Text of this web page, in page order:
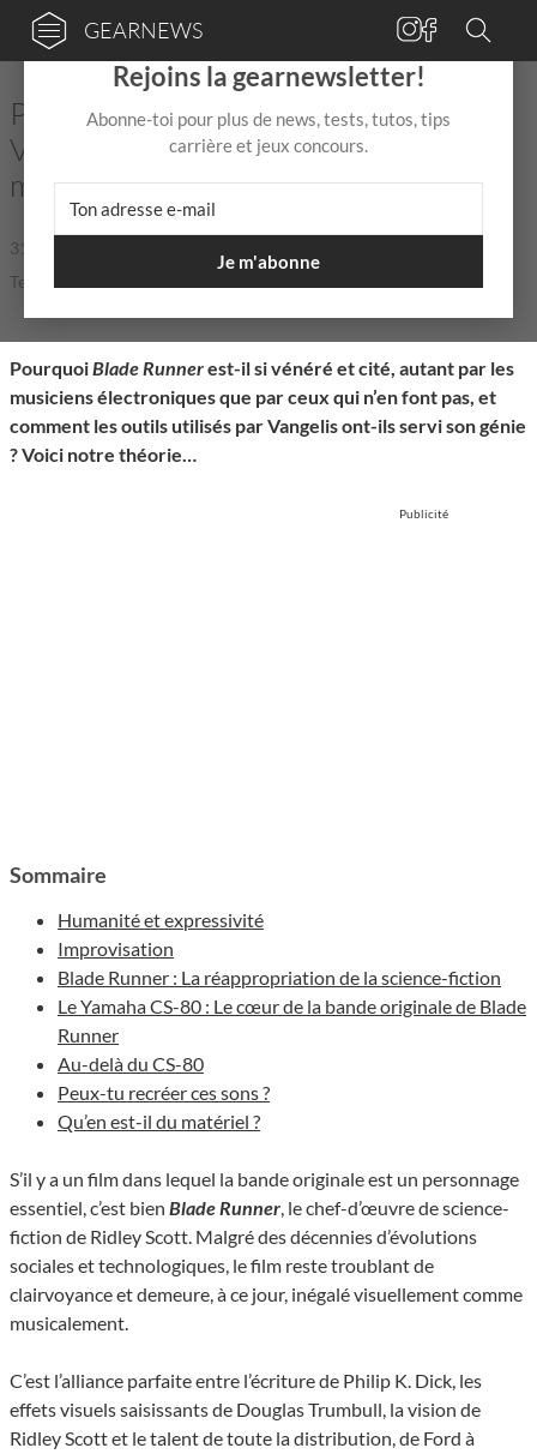
GEARNEWS
Pourquoi la BO de Blade Runner par
Vangelis est-elle une telle référence en
musique électronique ?
31 Mai
Temps de lecture: 9 min
PourquoiBlade Runnerest-il si vénéré et cité, autant par les
musiciens électroniques que par ceux qui n’en font pas, et
comment les outils utilisés par Vangelis ont-ils servi son génie
? Voici notre théorie…
Publicité
Sommaire
Humanité et expressivité
Improvisation
Blade Runner : La réappropriation de la science-fiction
Le Yamaha CS-80 : Le cœur de la bande originale de Blade
Runner
Au-delà du CS-80
Peux-tu recréer ces sons ?
Qu’en est-il du matériel ?
S’il y a un film dans lequel la bande originale est un personnage
essentiel, c’est bien Blade Runner, le chef-d’œuvre de science-
fiction de Ridley Scott. Malgré des décennies d’évolutions
sociales et technologiques, le film reste troublant de
clairvoyance et demeure, à ce jour, inégalé visuellement comme
musicalement.
C’est l’alliance parfaite entre l’écriture de Philip K. Dick, les
effets visuels saisissants de Douglas Trumbull, la vision de
Ridley Scott et le talent de toute la distribution, de Ford à
×
Rejoins la gearnewsletter!
Abonne-toi pour plus de news, tests, tutos, tips
carrière et jeux concours.
Je m'abonne